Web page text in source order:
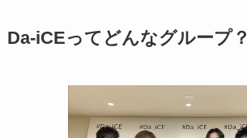
Da-iCEってどんなグループ？